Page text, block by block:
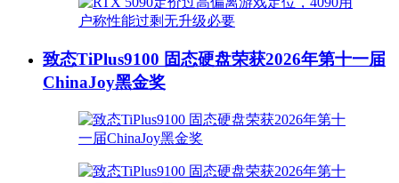
致态TiPlus9100 固态硬盘荣获2026年第十一届
ChinaJoy黑金奖